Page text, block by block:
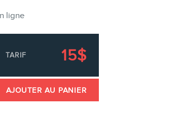
TARIF 15$
AJOUTER AU PANIER
ligne